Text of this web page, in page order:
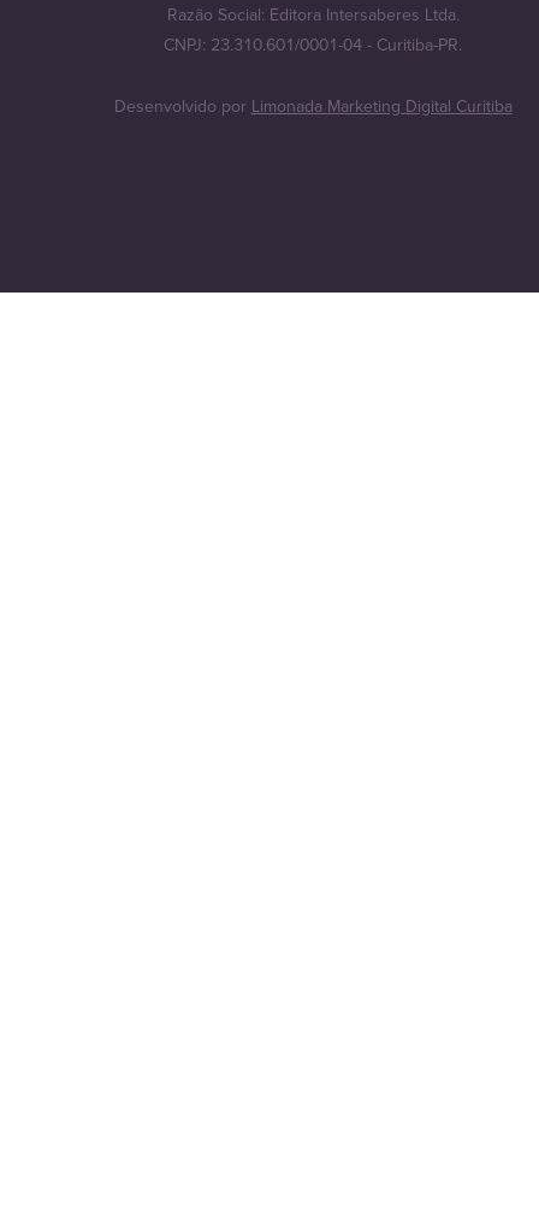
Razão Social: Editora Intersaberes Ltda.
CNPJ: 23.310.601/0001-04 - Curitiba-PR.
Desenvolvido porLimonada Marketing Digital Curitiba